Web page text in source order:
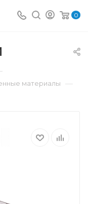
0
материалы —